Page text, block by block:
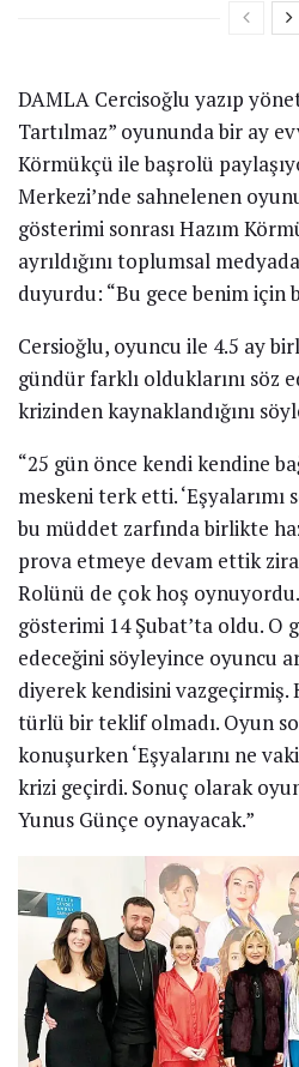
DAMLA Cercisoğlu yazıp
Tartılmaz” oyununda bir ay
Körmükçü ile başrolü
Merkezi’nde sahnelenen
gösterimi sonrası Hazım
ayrıldığını toplumsal
duyurdu: “Bu gece benim için
Cersioğlu, oyuncu ile 4.5 ay
gündür farklı olduklarını söz
krizinden kaynaklandığını
“25 gün önce kendi kendine
meskeni terk etti. ‘Eşyalarımı
bu müddet zarfında birlikte
prova etmeye devam ettik zira
Rolünü de çok hoş
gösterimi 14 Şubat’ta oldu. O
edeceğini söyleyince oyuncu
diyerek kendisini vazgeçirmiş.
türlü bir teklif olmadı. Oyun
konuşurken ‘Eşyalarını ne
krizi geçirdi. Sonuç olarak
Yunus Günçe oynayacak.”